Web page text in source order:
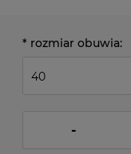
* rozmiar obuwia:
-